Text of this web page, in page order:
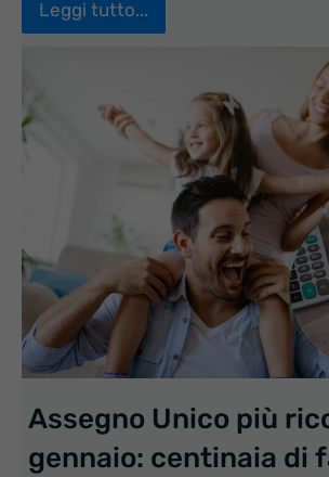
Leggi tutto...
Assegno Unico più
gennaio: centinaia di